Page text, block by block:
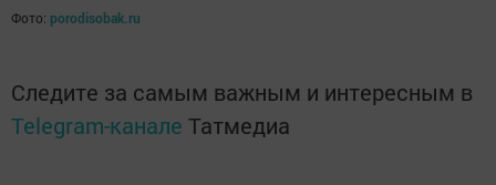
Фото: porodisobak.ru
Следите за самым важным и интересным в
Telegram-канале Татмедиа